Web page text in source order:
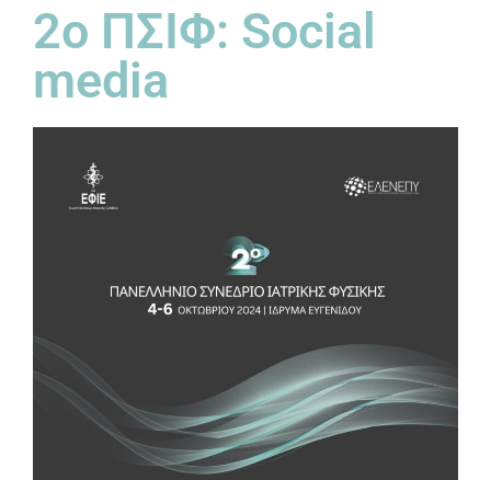
2ο ΠΣΙΦ: Social
media